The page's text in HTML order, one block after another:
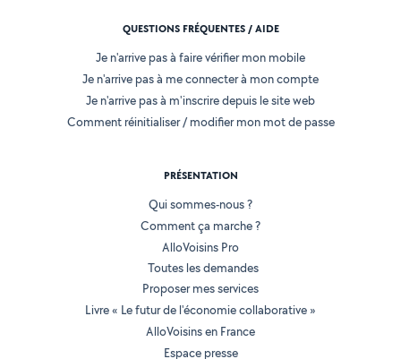
QUESTIONS FRÉQUENTES / AIDE
Je n'arrive pas à faire vérifier mon mobile
Je n'arrive pas à me connecter à mon compte
Je n'arrive pas à m'inscrire depuis le site web
Comment réinitialiser / modifier mon mot de passe
PRÉSENTATION
Qui sommes-nous ?
Comment ça marche ?
AlloVoisins Pro
Toutes les demandes
Proposer mes services
Livre « Le futur de l'économie collaborative »
AlloVoisins en France
Espace presse